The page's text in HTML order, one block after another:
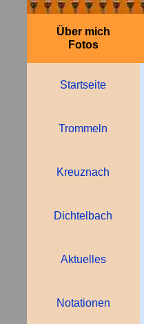
Über mich
Fotos
Startseite
Trommeln
Kreuznach
Dichtelbach
Aktuelles
Notationen